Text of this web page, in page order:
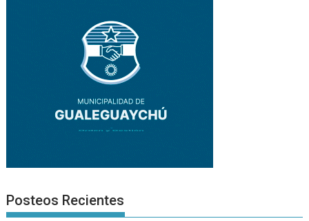
Posteos Recientes